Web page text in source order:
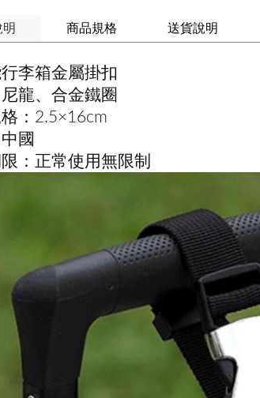
明 商品規格 送貨說明
李箱金屬掛扣
龍、合金鐵圈
：2.5×16cm
國
：正常使用無限制